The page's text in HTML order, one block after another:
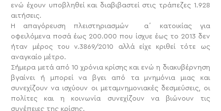
ενώ έχουν υποβληθεί και διαβιβαστεί στις τράπεζες 1.928
αιτήσεις.
Η απαγόρευση πλειστηριασμών α΄ κατοικίας για
οφειλόμενα ποσά έως 200.000 που ίσχυε έως το 2013 δεν
ήταν μέρος του ν.3869/2010 αλλά είχε κριθεί τότε ως
αναγκαίο μέτρο.
Σήμερα μετά από 10 χρόνια κρίσης και ενώ η διακυβέρνηση
βγαίνει ή μπορεί να βγει από τα μνημόνια μιας και
συνεχίζουν να ισχύουν οι μεταμνημονιακές δεσμεύσεις, οι
πολίτες και η κοινωνία συνεχίζουν να βιώνουν τις
συνέπειες της κρίσης.